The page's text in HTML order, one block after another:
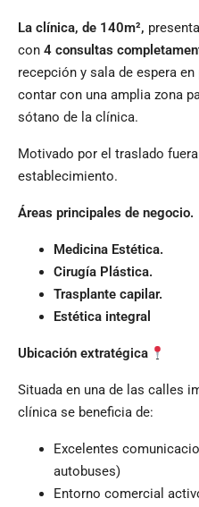
La clínica, de 140m²,
con 4 consultas
recepción y sala de espera
contar con una amplia zona
sótano de la clínica.
Motivado por el traslado
establecimiento.
Áreas principales de negocio.
Medicina Estética.
Cirugía Plástica.
Trasplante capilar.
Estética integral
Ubicación extratégica
Situada en una de las calles
clínica se beneficia de:
Excelentes
autobuses)
Entorno comercial